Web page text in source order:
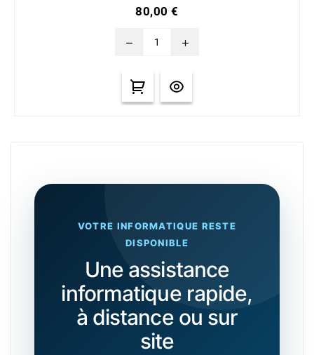
80,00 €
remove add
VOTRE INFORMATIQUE RESTE
DISPONIBLE
Une assistance
informatique rapide,
à distance ou sur
site